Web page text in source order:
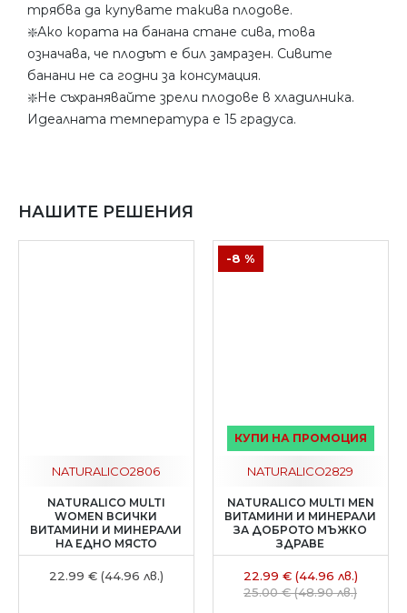
трябва да купувате такива плодове.
❇️Ако кората на банана стане сива, това
означава, че плодът е бил замразен. Сивите
банани не са годни за консумация.
❇️Не съхранявайте зрели плодове в хладилника.
Идеалната температура е 15 градуса.
НАШИТЕ РЕШЕНИЯ
NATURALICO2806
NATURALICO MULTI
WOMEN ВСИЧКИ
ВИТАМИНИ И МИНЕРАЛИ
НА ЕДНО МЯСТО
22.99 € (44.96 лв.)
КУПИ НА ПРОМОЦИЯ
-8 %
NATURALICO2829
NATURALICO MULTI MEN
ВИТАМИНИ И МИНЕРАЛИ
ЗА ДОБРОТО МЪЖКО
ЗДРАВЕ
22.99 € (44.96 лв.)
25.00 € (48.90 лв.)